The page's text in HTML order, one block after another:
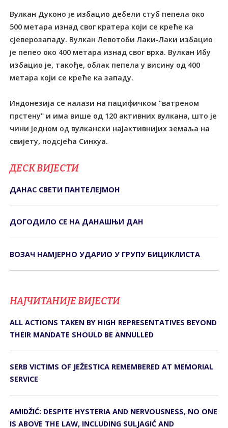
Вулкан Дуконо је избацио дебели стуб пепела око
500 метара изнад свог кратера који се креће ка
сјеверозападу. Вулкан Левотоби Лаки-Лаки избацио
је пепео око 400 метара изнад свог врха. Вулкан Ибу
избацио је, такође, облак пепела у висину од 400
метара који се креће ка западу.
Индонезија се налази на пацифичком "ватреном
прстену" и има више од 120 активних вулкана, што је
чини једном од вулкански најактивнијих земаља на
свијету, подсјећа Синхуа.
ДЕСК ВИЈЕСТИ
ДАНАС СВЕTИ ПАНTЕЛЕЈМОН
ДОГОДИЛО СЕ НА ДАНАШЊИ ДАН
ВОЗАЧ НАМЈЕРНО УДАРИО У ГРУПУ БИЦИКЛИСТА
НАЈЧИТАНИЈЕ ВИЈЕСТИ
ALL ACTIONS TAKEN BY HIGH REPRESENTATIVES BEYOND
THEIR MANDATE SHOULD BE ANNULLED
SERB VICTIMS OF JEŽESTICA REMEMBERED AT MEMORIAL
SERVICE
AMIDŽIĆ: DESPITE HYSTERIA AND NERVOUSNESS, NO ONE
IS ABOVE THE LAW, INCLUDING SULJAGIĆ AND